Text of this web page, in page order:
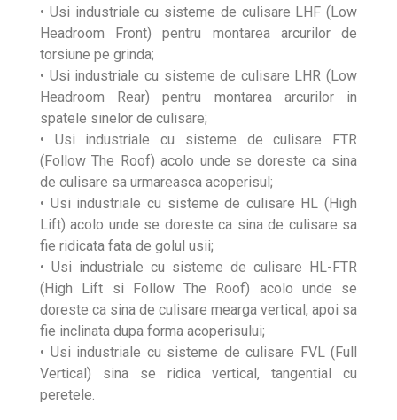
• Usi industriale cu sisteme de culisare LHF (Low
Headroom Front) pentru montarea arcurilor de
torsiune pe grinda;
• Usi industriale cu sisteme de culisare LHR (Low
Headroom Rear) pentru montarea arcurilor in
spatele sinelor de culisare;
• Usi industriale cu sisteme de culisare FTR
(Follow The Roof) acolo unde se doreste ca sina
de culisare sa urmareasca acoperisul;
• Usi industriale cu sisteme de culisare HL (High
Lift) acolo unde se doreste ca sina de culisare sa
fie ridicata fata de golul usii;
• Usi industriale cu sisteme de culisare HL-FTR
(High Lift si Follow The Roof) acolo unde se
doreste ca sina de culisare mearga vertical, apoi sa
fie inclinata dupa forma acoperisului;
• Usi industriale cu sisteme de culisare FVL (Full
Vertical) sina se ridica vertical, tangential cu
peretele.